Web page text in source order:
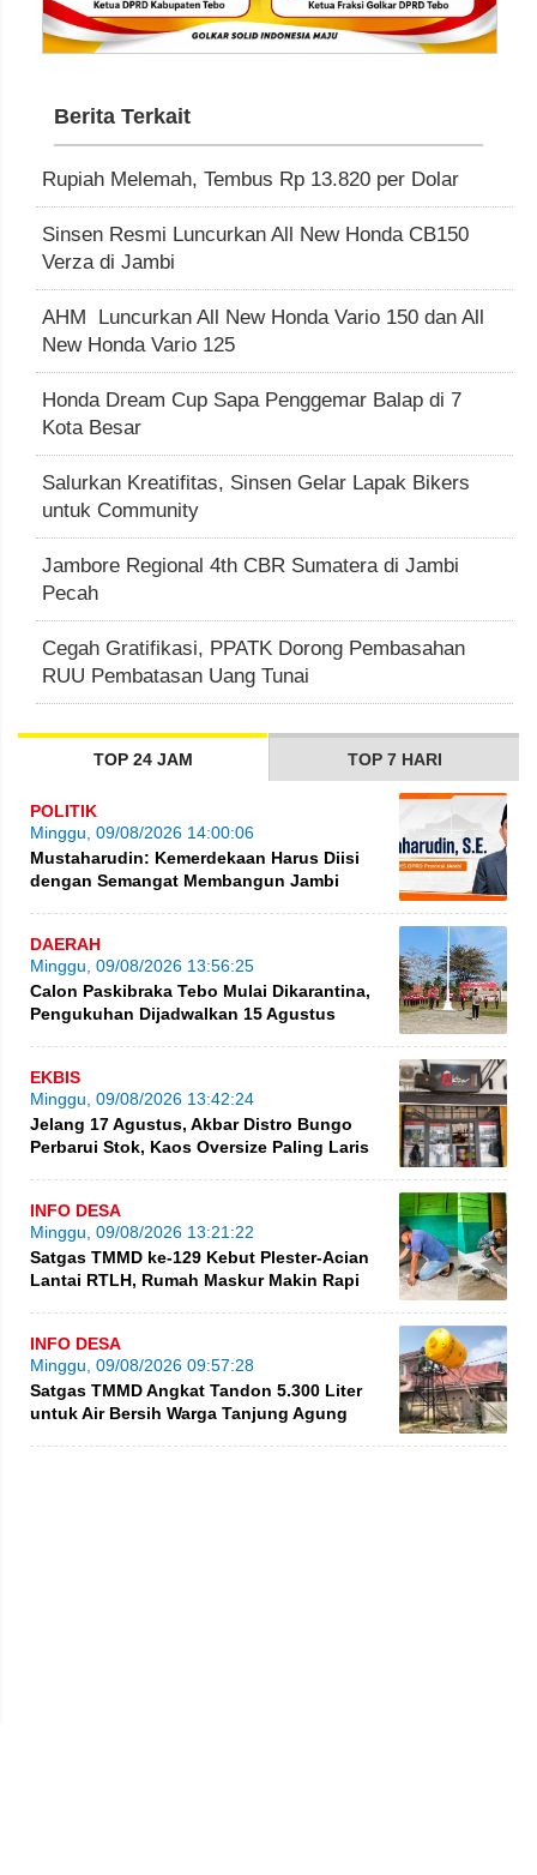
Berita Terkait
Rupiah Melemah, Tembus Rp 13.820 per Dolar
Sinsen Resmi Luncurkan All New Honda CB150
Verza di Jambi
AHM Luncurkan All New Honda Vario 150 dan All
New Honda Vario 125
Honda Dream Cup Sapa Penggemar Balap di 7
Kota Besar
Salurkan Kreatifitas, Sinsen Gelar Lapak Bikers
untuk Community
Jambore Regional 4th CBR Sumatera di Jambi
Pecah
Cegah Gratifikasi, PPATK Dorong Pembasahan
RUU Pembatasan Uang Tunai
TOP 24 JAM TOP 7 HARI
POLITIK
Minggu, 09/08/2026 14:00:06
Mustaharudin: Kemerdekaan Harus Diisi
dengan Semangat Membangun Jambi
DAERAH
Minggu, 09/08/2026 13:56:25
Calon Paskibraka Tebo Mulai Dikarantina,
Pengukuhan Dijadwalkan 15 Agustus
EKBIS
Minggu, 09/08/2026 13:42:24
Jelang 17 Agustus, Akbar Distro Bungo
Perbarui Stok, Kaos Oversize Paling Laris
INFO DESA
Minggu, 09/08/2026 13:21:22
Satgas TMMD ke-129 Kebut Plester-Acian
Lantai RTLH, Rumah Maskur Makin Rapi
INFO DESA
Minggu, 09/08/2026 09:57:28
Satgas TMMD Angkat Tandon 5.300 Liter
untuk Air Bersih Warga Tanjung Agung